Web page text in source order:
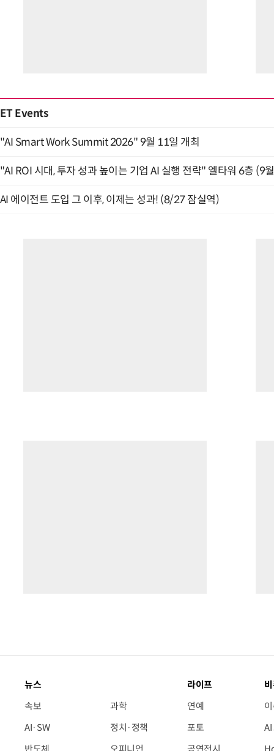
ET Events
"AI Smart Work Summit 2026" 9월 11일 개최
"AI ROI 시대, 투자 성과 높이는 기업 AI 실행 전략" 엘타워 6층 (9
AI 에이전트 도입 그 이후, 이제는 성과! (8/27 잠실역)
뉴스
속보
AI·SW
과학
정치·정책
라이프
연예
포토